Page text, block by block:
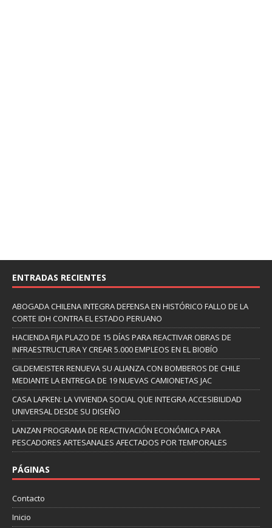
ENTRADAS RECIENTES
ABOGADA CHILENA INTEGRA DEFENSA EN HISTÓRICO FALLO DE LA
CORTE IDH CONTRA EL ESTADO PERUANO
HACIENDA FIJA PLAZO DE 15 DÍAS PARA REACTIVAR OBRAS DE
INFRAESTRUCTURA Y CREAR 5.000 EMPLEOS EN EL BIOBÍO
GILDEMEISTER RENUEVA SU ALIANZA CON BOMBEROS DE CHILE
MEDIANTE LA ENTREGA DE 19 NUEVAS CAMIONETAS JAC
CASA LAFKEN: LA VIVIENDA SOCIAL QUE INTEGRA ACCESIBILIDAD
UNIVERSAL DESDE SU DISEÑO
LANZAN PROGRAMA DE REACTIVACIÓN ECONÓMICA PARA
PESCADORES ARTESANALES AFECTADOS POR TEMPORALES
PÁGINAS
Contacto
Inicio